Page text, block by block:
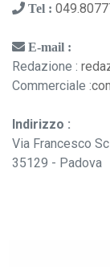
Tel :
E-mail :
Redazione :
Commerciale :
Indirizzo :
Via Francesco
35129 - Padova